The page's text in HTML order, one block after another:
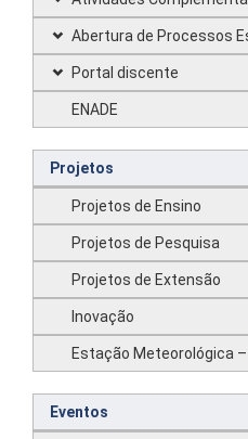
Abertura de Processos
Portal discente
ENADE
Projetos
Projetos de Ensino
Projetos de Pesquisa
Projetos de Extensão
Inovação
Estação Meteorológica –
Eventos